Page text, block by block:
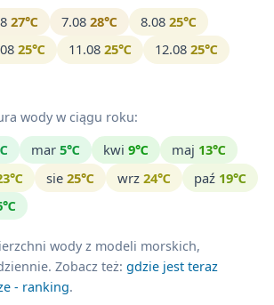
27℃ 7.08 28℃ 8.08 25℃
25℃ 11.08 25℃ 12.08 25℃
wody w ciągu roku:
mar 5℃ kwi 9℃ maj 13℃
sie 25℃ wrz 24℃ paź 19℃
wody z modeli morskich,
Zobacz też: gdzie jest teraz
- ranking.